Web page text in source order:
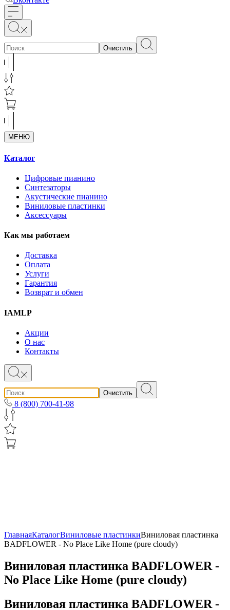
Очистить
МЕНЮ
Каталог
Цифровые пианино
Синтезаторы
Акустические пианино
Виниловые пластинки
Аксессуары
Как мы работаем
Доставка
Оплата
Услуги
Гарантия
Возврат и обмен
IAMLP
Акции
О нас
Контакты
Очистить
8 (800) 700-41-98
ГлавнаяКаталогВиниловые пластинкиВиниловая пластинка
BADFLOWER - No Place Like Home (pure cloudy)
Виниловая пластинка BADFLOWER -
No Place Like Home (pure cloudy)
Виниловая пластинка BADFLOWER -